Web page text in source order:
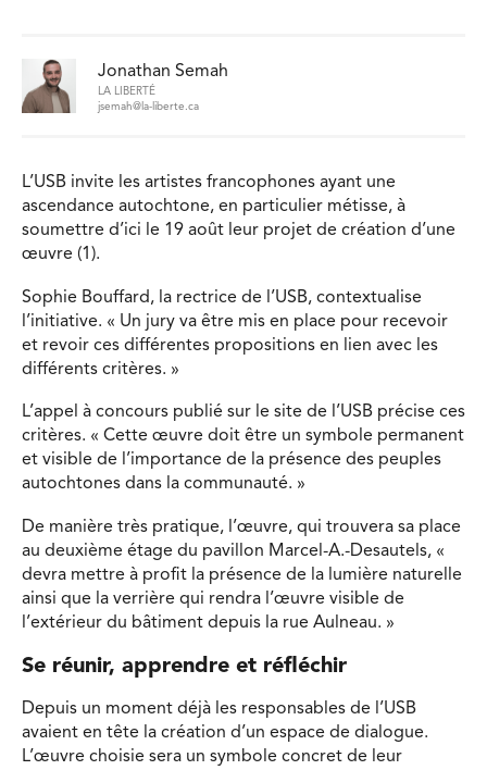
Jonathan Semah
LA LIBERTÉ
jsemah@la-liberte.ca
L’USB invite les artistes francophones ayant une
ascendance autochtone, en particulier métisse, à
soumettre d’ici le 19 août leur projet de création d’une
œuvre (1).
Sophie Bouffard, la rectrice de l’USB, contextualise
l’initiative. « Un jury va être mis en place pour recevoir
et revoir ces différentes propositions en lien avec les
différents critères. »
L’appel à concours publié sur le site de l’USB précise ces
critères. « Cette œuvre doit être un symbole permanent
et visible de l’importance de la présence des peuples
autochtones dans la communauté. »
De manière très pratique, l’œuvre, qui trouvera sa place
au deuxième étage du pavillon Marcel-A.-Desautels, «
devra mettre à profit la présence de la lumière naturelle
ainsi que la verrière qui rendra l’œuvre visible de
l’extérieur du bâtiment depuis la rue Aulneau. »
Se réunir, apprendre et réfléchir
Depuis un moment déjà les responsables de l’USB
avaient en tête la création d’un espace de dialogue.
L’œuvre choisie sera un symbole concret de leur